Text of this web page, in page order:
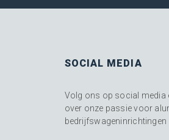
SOCIAL MEDIA
Volg ons op social media
over onze passie voor
bedrijfswageninrichtingen